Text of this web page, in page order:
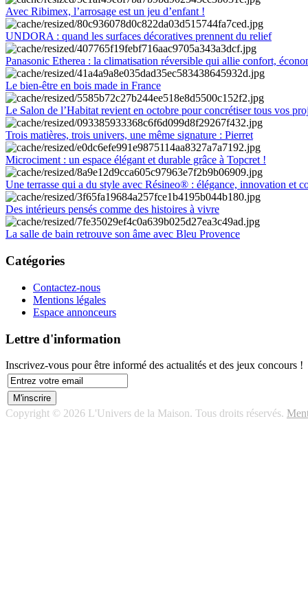
Avec Ribimex, l’arrosage est un jeu d’enfant !
UNDORA : quand les surfaces décoratives prennent du relief
Panasonic Etherea : la climatisation réversible qui allie confort,
Le bien-être en bois made in France
Le Salon de l’Habitat revient en octobre pour concrétiser tous vos
Trois matières, trois univers, une même signature : Pierret
Microciment : un espace élégant et durable grâce à Topcret !
Une terrasse qui a du style avec Résineo® : élégance, innovation et
Des intérieurs pensés comme des histoires à vivre
La salle de bain retrouve son âme avec Bleu Provence
Catégories
Contactez-nous
Mentions légales
Espace annonceurs
Lettre d'information
Inscrivez-vous pour être informé des actualités et des jeux concours !
Copyright © 2026 L'Univers de la Maison. Tous droits réservés.